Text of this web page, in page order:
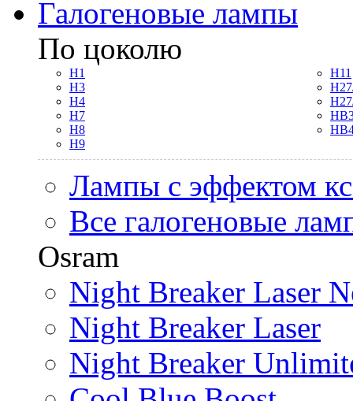
Галогеновые лампы
По цоколю
H1
H3
H4
H7
H8
H9
H11
Лампы с эффектом
Все галогеновые
Osram
Night Breaker Laser
Night Breaker Laser
Night Breaker